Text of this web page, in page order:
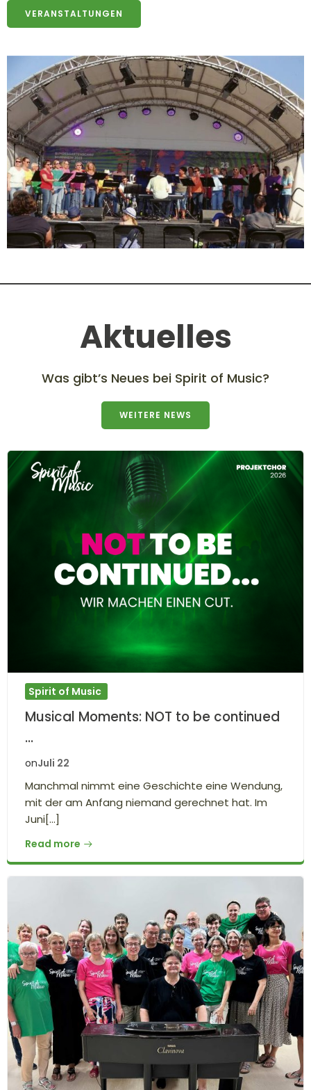
VERANSTALTUNGEN
Aktuelles
Was gibt’s Neues bei Spirit of Music?
WEITERE NEWS
Spirit of Music
Musical Moments: NOT to be continued
…
onJuli 22
Manchmal nimmt eine Geschichte eine Wendung,
mit der am Anfang niemand gerechnet hat. Im
Juni[…]
Read more